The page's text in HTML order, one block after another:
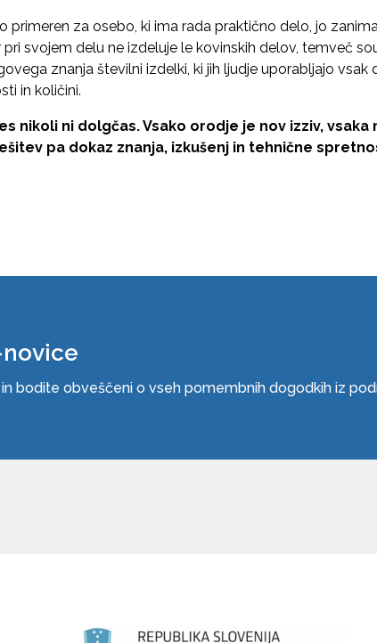
primeren za osebo, ki ima rada praktično delo, jo
pri svojem delu ne izdeluje le kovinskih delov, temveč
znanja številni izdelki, ki jih ljudje uporabljajo vsak
in količini.
nikoli ni dolgčas. Vsako orodje je nov izziv, vsaka
pa dokaz znanja, izkušenj in tehnične
novice
bodite obveščeni o vseh pomembnih dogodkih iz